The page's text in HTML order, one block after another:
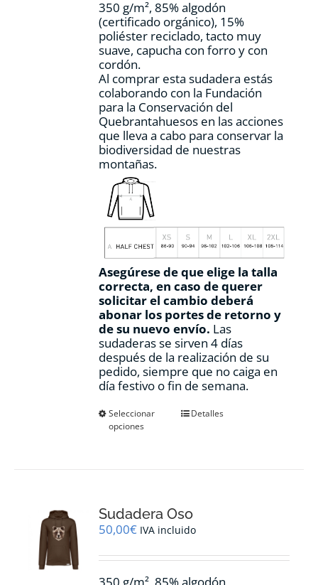
página
de
producto
350 g/m², 85% algodón
(certificado orgánico), 15%
poliéster reciclado, tacto muy
suave, capucha con forro y con
cordón.
Al comprar esta sudadera estás
colaborando con la Fundación
para la Conservación del
Quebrantahuesos en las acciones
que lleva a cabo para conservar la
biodiversidad de nuestras
montañas.
Asegúrese de que elige la talla
correcta, en caso de querer
solicitar el cambio deberá
abonar los portes de retorno y
de su nuevo envío. Las
sudaderas se sirven 4 días
después de la realización de su
pedido, siempre que no caiga en
día festivo o fin de semana.
Seleccionar
opciones
Este
se
pueden
en
Detalles
Sudadera Oso
50,00€ IVA incluido
350 g/m², 85% algodón